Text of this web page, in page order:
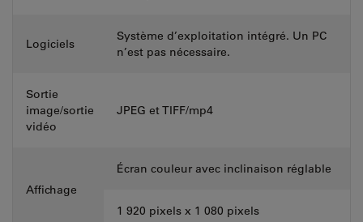
Logiciels
Système d’exploitation intégré. Un PC
n’est pas nécessaire.
Sortie
image/sortie
vidéo
JPEG et TIFF/mp4
Affichage
Écran couleur avec inclinaison réglable
1 920 pixels x 1 080 pixels